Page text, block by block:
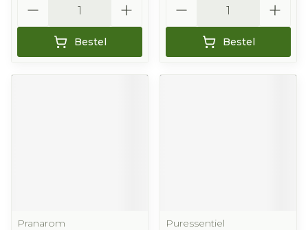
Bestel Bestel
Pranarom
Puressentiel